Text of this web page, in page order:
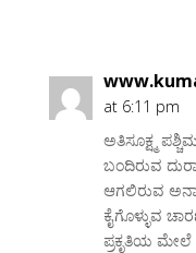
at 6:11 pm
ಅತಿಸೂಕ್ಷ್ಮ
ಬಂದಿರುವ
ಆಗಲಿರುವ
ಕೈಗೊಳ್ಳುವ
ಪ್ರಕೃತಿಯ